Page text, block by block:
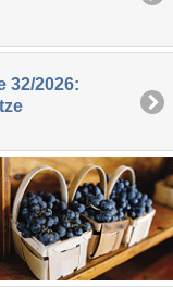
32/2026: